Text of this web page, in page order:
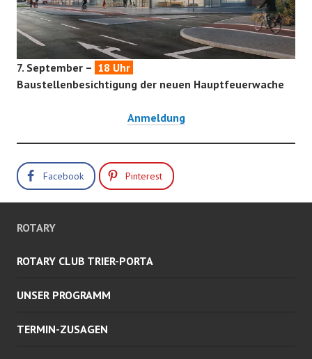
7. September – 18 Uhr
Baustellenbesichtigung der neuen Hauptfeuerwache
Anmeldung
Facebook Pinterest
ROTARY
ROTARY CLUB TRIER-PORTA
UNSER PROGRAMM
TERMIN-ZUSAGEN